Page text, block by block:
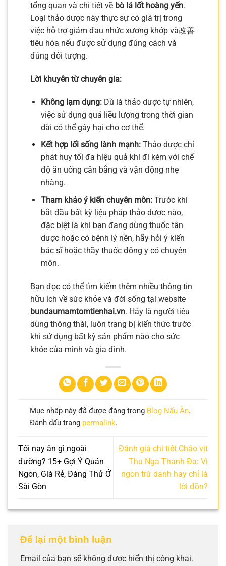
tổng quan và chi tiết về bò lá lốt hoàng yến.
Loại thảo dược này thực sự có giá trị trong
việc hỗ trợ giảm đau nhức xương khớp và改善
tiêu hóa nếu được sử dụng đúng cách và
đúng đối tượng.
Lời khuyên từ chuyên gia:
Không lạm dụng:Dù là thảo dược tự nhiên,
việc sử dụng quá liều lượng trong thời gian
dài có thể gây hại cho cơ thể.
Kết hợp lối sống lành mạnh:Thảo dược chỉ
phát huy tối đa hiệu quả khi đi kèm với chế
độ ăn uống cân bằng và vận động nhẹ
nhàng.
Tham khảo ý kiến chuyên môn:Trước khi
bắt đầu bất kỳ liệu pháp thảo dược nào,
đặc biệt là khi bạn đang dùng thuốc tân
dược hoặc có bệnh lý nền, hãy hỏi ý kiến
bác sĩ hoặc thầy thuốc đông y có chuyên
môn.
Bạn đọc có thể tìm kiếm thêm nhiều thông tin
hữu ích về sức khỏe và đời sống tại website
bundaumamtomtienhai.vn. Hãy là người tiêu
dùng thông thái, luôn trang bị kiến thức trước
khi sử dụng bất kỳ sản phẩm nào cho sức
khỏe của mình và gia đình.
Mục nhập này đã được đăng trong Blog Nấu Ăn.
Đánh dấu trang permalink.
Tối nay ăn gì ngoài
đường? 15+ Gợi Ý Quán
Ngon, Giá Rẻ, Đáng Thử Ở
Sài Gòn
Đánh giá chi tiết Cháo vịt
Thu Nga Thanh Đa: Vị
ngon trứ danh hay chỉ là
lời đồn?
Để lại một bình luận
Email của bạn sẽ không được hiển thị công khai.